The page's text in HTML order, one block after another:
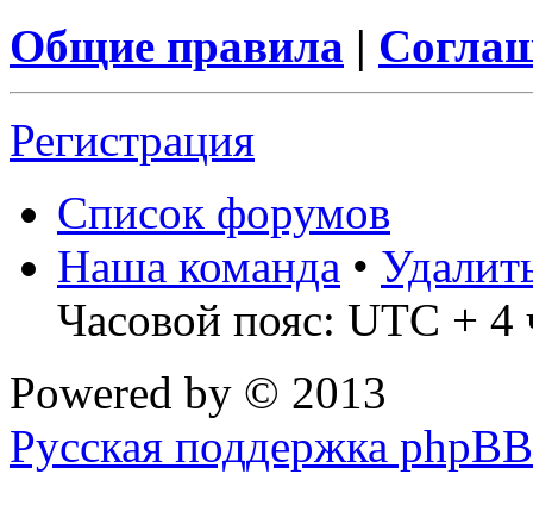
Общие правила |
Регистрация
Список форумов
Наша команда •
Часовой пояс: UTC + 4
Powered by © 2013
Русская поддержка phpBB